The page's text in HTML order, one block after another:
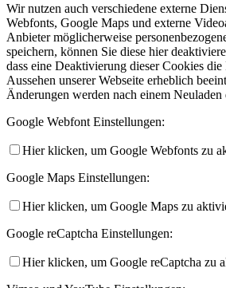
Wir nutzen auch verschiedene externe
Webfonts, Google Maps und externe
Anbieter möglicherweise
speichern, können Sie diese hier
dass eine Deaktivierung dieser Cookies
Aussehen unserer Webseite erheblich
Änderungen werden nach einem Neuladen
Google Webfont Einstellungen:
Hier klicken, um Google Webfonts zu
Google Maps Einstellungen:
Hier klicken, um Google Maps zu
Google reCaptcha Einstellungen:
Hier klicken, um Google reCaptcha zu